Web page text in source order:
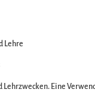
Lehre
Eine